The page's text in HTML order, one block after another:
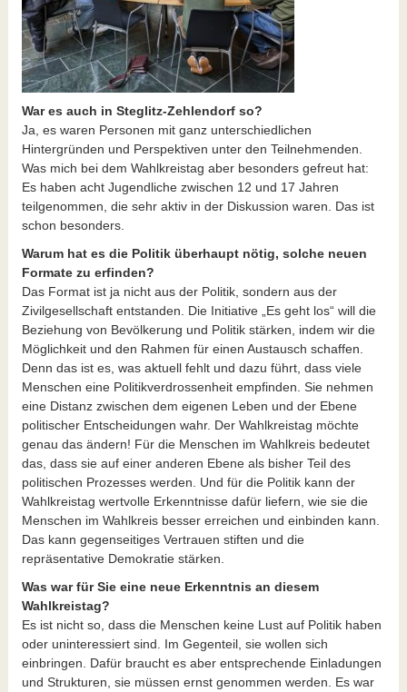
War es auch in Steglitz-Zehlendorf so?
Ja, es waren Personen mit ganz unterschiedlichen
Hintergründen und Perspektiven unter den Teilnehmenden.
Was mich bei dem Wahlkreistag aber besonders gefreut hat:
Es haben acht Jugendliche zwischen 12 und 17 Jahren
teilgenommen, die sehr aktiv in der Diskussion waren. Das ist
schon besonders.
Warum hat es die Politik überhaupt nötig, solche neuen
Formate zu erfinden?
Das Format ist ja nicht aus der Politik, sondern aus der
Zivilgesellschaft entstanden. Die Initiative „Es geht los“ will die
Beziehung von Bevölkerung und Politik stärken, indem wir die
Möglichkeit und den Rahmen für einen Austausch schaffen.
Denn das ist es, was aktuell fehlt und dazu führt, dass viele
Menschen eine Politikverdrossenheit empfinden. Sie nehmen
eine Distanz zwischen dem eigenen Leben und der Ebene
politischer Entscheidungen wahr. Der Wahlkreistag möchte
genau das ändern! Für die Menschen im Wahlkreis bedeutet
das, dass sie auf einer anderen Ebene als bisher Teil des
politischen Prozesses werden. Und für die Politik kann der
Wahlkreistag wertvolle Erkenntnisse dafür liefern, wie sie die
Menschen im Wahlkreis besser erreichen und einbinden kann.
Das kann gegenseitiges Vertrauen stiften und die
repräsentative Demokratie stärken.
Was war für Sie eine neue Erkenntnis an diesem
Wahlkreistag?
Es ist nicht so, dass die Menschen keine Lust auf Politik haben
oder uninteressiert sind. Im Gegenteil, sie wollen sich
einbringen. Dafür braucht es aber entsprechende Einladungen
und Strukturen, sie müssen ernst genommen werden. Es war